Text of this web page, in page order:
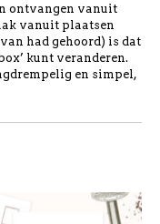
ontvangen vanuit
vanuit plaatsen
had gehoord) is dat
kunt veranderen.
en simpel,